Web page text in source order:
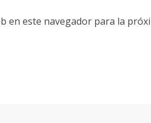
en este navegador para la